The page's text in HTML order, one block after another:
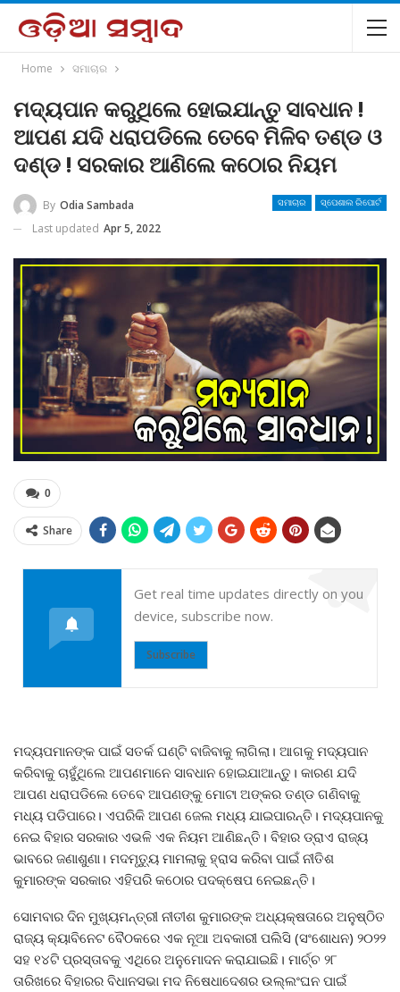
Home ସମାଚାର
ମଦ୍ୟପାନ କରୁଥିଲେ ହୋଇଯାନ୍ତୁ ସାବଧାନ !
ଆପଣ ଯଦି ଧରାପଡିଲେ ତେବେ ମିଳିବ ତଣ୍ଡ ଓ
ଦଣ୍ଡ ! ସରକାର ଆଣିଲେ କଠୋର ନିୟମ
ସମାଚାର ସ୍ପେଶାଲ ରିପୋର୍ଟ
By Odia Sambada
Last updated Apr 5, 2022
0
Share
Get real time updates directly on you
device, subscribe now.
Subscribe
ମଦ୍ୟପମାନଙ୍କ ପାଇଁ ସତର୍କ ଘଣ୍ଟି ବାଜିବାକୁ ଲାଗିଲା। ଆଗକୁ ମଦ୍ୟପାନ
କରିବାକୁ ଚାହୁଁଥିଲେ ଆପଣମାନେ ସାବଧାନ ହୋଇଯାଆନ୍ତୁ। କାରଣ ଯଦି
ଆପଣ ଧରାପଡିଲେ ତେବେ ଆପଣଙ୍କୁ ମୋଟା ଅଙ୍କର ତଣ୍ଡ ଗଣିବାକୁ
ମଧ୍ୟ ପଡିପାରେ। ଏପରିକି ଆପଣ ଜେଲ ମଧ୍ୟ ଯାଇପାରନ୍ତି। ମଦ୍ୟପାନକୁ
ନେଇ ବିହାର ସରକାର ଏଭଳି ଏକ ନିୟମ ଆଣିଛନ୍ତି। ବିହାର ଡ୍ରାଏ ରାଜ୍ୟ
ଭାବରେ ଜଣାଶୁଣା। ମଦମୃତ୍ୟୁ ମାମଲାକୁ ହ୍ରାସ କରିବା ପାଇଁ ନୀତିଶ
କୁମାରଙ୍କ ସରକାର ଏହିପରି କଠୋର ପଦକ୍ଷେପ ନେଇଛନ୍ତି।
ସୋମବାର ଦିନ ମୁଖ୍ୟମନ୍ତ୍ରୀ ନୀତୀଶ କୁମାରଙ୍କ ଅଧ୍ୟକ୍ଷତାରେ ଅନୁଷ୍ଠିତ
ରାଜ୍ୟ କ୍ୟାବିନେଟ ବୈଠକରେ ଏକ ନୂଆ ଅବକାରୀ ପଲିସି (ସଂଶୋଧନ) ୨୦୨୨
ସହ ୧୪ଟି ପ୍ରସ୍ତାବକୁ ଏଥିରେ ଅନୁମୋଦନ କରାଯାଇଛି। ମାର୍ଚ୍ଚ ୨୮
ତାରିଖରେ ବିହାରର ବିଧାନସଭା ମଦ ନିଷେଧାଦେଶର ଉଲ୍ଲଂଘନ ପାଇଁ